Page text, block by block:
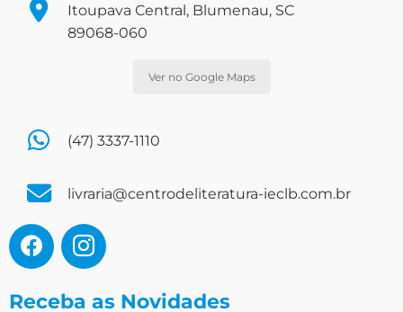
Itoupava Central, Blumenau, SC
89068-060
Ver no Google Maps
(47) 3337-1110
livraria@centrodeliteratura-ieclb.com.br
Receba as Novidades